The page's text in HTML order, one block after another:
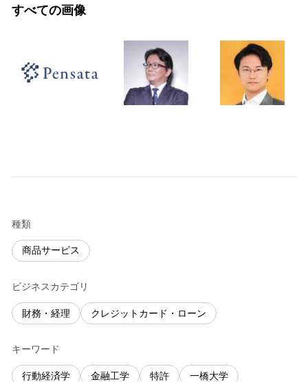
すべての画像
種類
商品サービス
ビジネスカテゴリ
財務・経理 クレジットカード・ローン
キーワード
行動経済学 金融工学 特許 一橋大学